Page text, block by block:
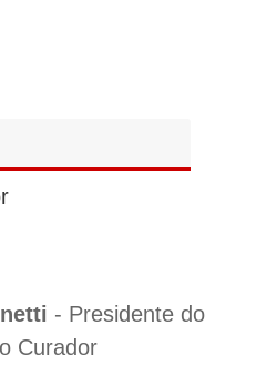
- Presidente do
Curador